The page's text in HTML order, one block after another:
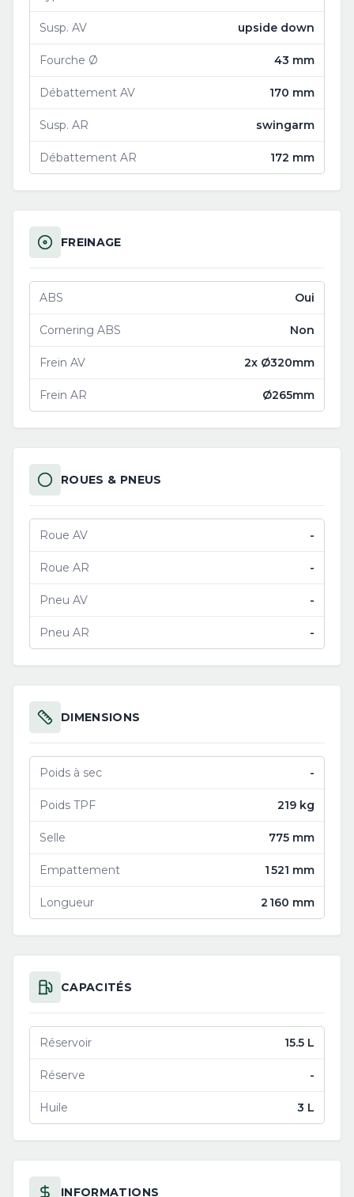
Susp. AV upside down
Fourche Ø 43 mm
Débattement AV 170 mm
Susp. AR swingarm
Débattement AR 172 mm
FREINAGE
ABS Oui
Cornering ABS Non
Frein AV 2x Ø320mm
Frein AR Ø265mm
ROUES & PNEUS
Roue AV -
Roue AR -
Pneu AV -
Pneu AR -
DIMENSIONS
Poids à sec -
Poids TPF 219 kg
Selle 775 mm
Empattement 1 521 mm
Longueur 2 160 mm
CAPACITÉS
Réservoir 15.5 L
Réserve -
Huile 3 L
INFORMATIONS